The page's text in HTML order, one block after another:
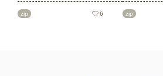
の印刷用テンプレート、飾り
zip 6
リーの可愛
zip